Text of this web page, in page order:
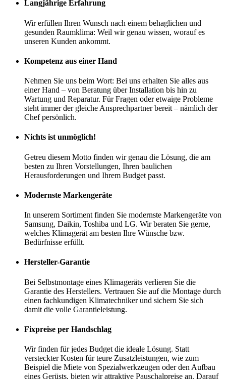
Langjährige Erfahrung
Wir erfüllen Ihren Wunsch nach einem behaglichen und
gesunden Raumklima: Weil wir genau wissen, worauf es
unseren Kunden ankommt.
Kompetenz aus einer Hand
Nehmen Sie uns beim Wort: Bei uns erhalten Sie alles aus
einer Hand – von Beratung über Installation bis hin zu
Wartung und Reparatur. Für Fragen oder etwaige Probleme
steht immer der gleiche Ansprechpartner bereit – nämlich der
Chef persönlich.
Nichts ist unmöglich!
Getreu diesem Motto finden wir genau die Lösung, die am
besten zu Ihren Vorstellungen, Ihren baulichen
Herausforderungen und Ihrem Budget passt.
Modernste Markengeräte
In unserem Sortiment finden Sie modernste Markengeräte von
Samsung, Daikin, Toshiba und LG. Wir beraten Sie gerne,
welches Klimagerät am besten Ihre Wünsche bzw.
Bedürfnisse erfüllt.
Hersteller-Garantie
Bei Selbstmontage eines Klimageräts verlieren Sie die
Garantie des Herstellers. Vertrauen Sie auf die Montage durch
einen fachkundigen Klimatechniker und sichern Sie sich
damit die volle Garantieleistung.
Fixpreise per Handschlag
Wir finden für jedes Budget die ideale Lösung. Statt
versteckter Kosten für teure Zusatzleistungen, wie zum
Beispiel die Miete von Spezialwerkzeugen oder den Aufbau
eines Gerüsts, bieten wir attraktive Pauschalpreise an. Darauf